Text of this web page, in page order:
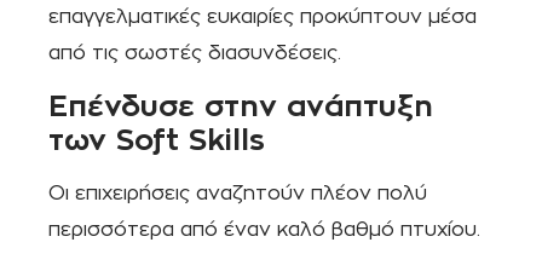
επαγγελματικές ευκαιρίες προκύπτουν μέσα
από τις σωστές διασυνδέσεις.
Επένδυσε στην ανάπτυξη
των Soft Skills
Οι επιχειρήσεις αναζητούν πλέον πολύ
περισσότερα από έναν καλό βαθμό πτυχίου.